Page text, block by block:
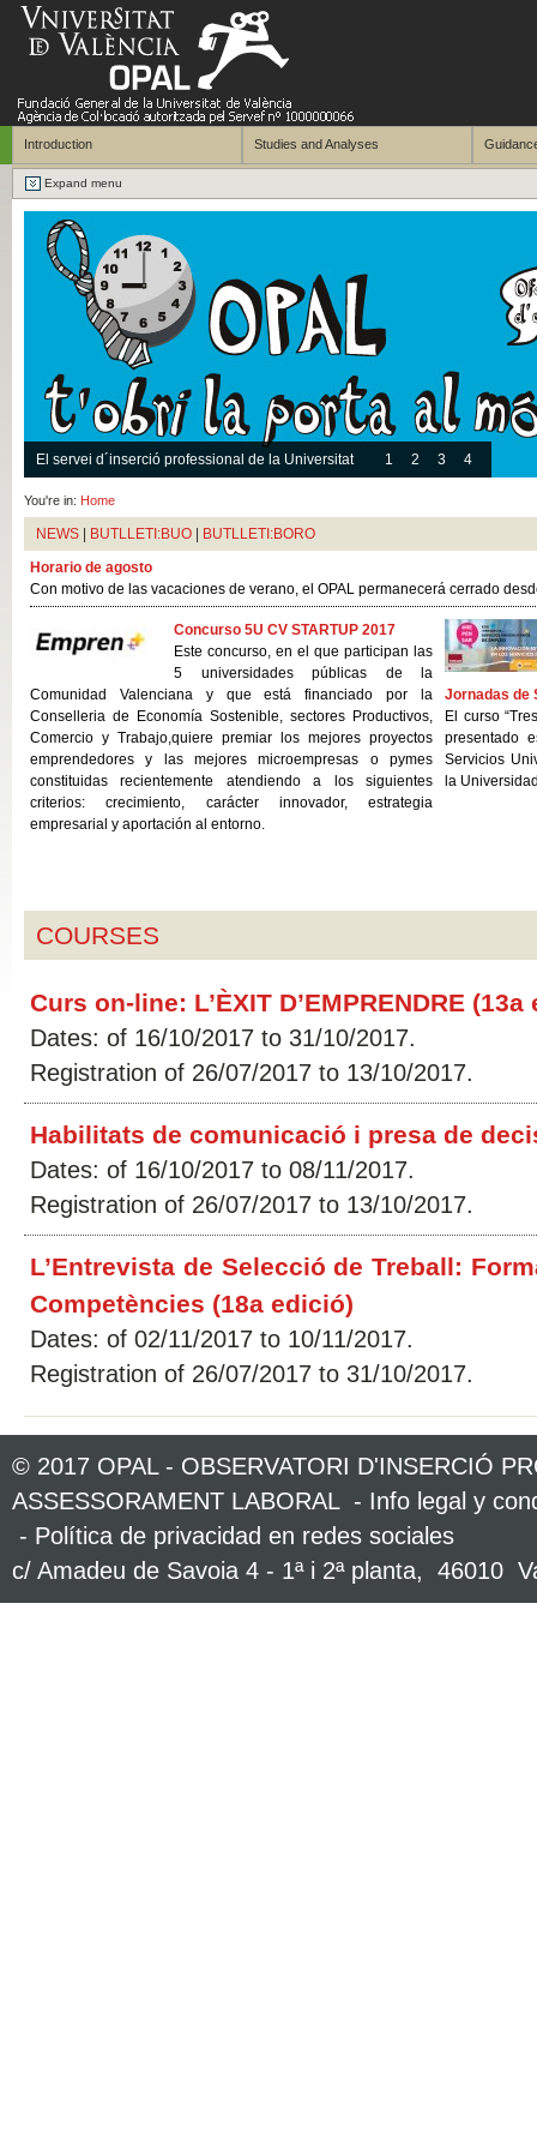
Introduction Studies and Analyses
Expand menu
El servei d´inserció professional de la Universitat 1 2 3 4
You're in: Home
NEWS| BUTLLETI:BUO|
BUTLLETI:BORO
Horario de agosto
Con motivo de las vacaciones de verano, el OPAL permanecerá cerrado
Concurso 5U CV STARTUP 2017
Este concurso, en el que participan las
5 universidades públicas de la
Comunidad Valenciana y que está financiado por la
Conselleria de Economía Sostenible, sectores Productivos,
Comercio y Trabajo,quiere premiar los mejores proyectos
emprendedores y las mejores microempresas o pymes
constituidas recientemente atendiendo a los siguientes
criterios: crecimiento, carácter innovador, estrategia
empresarial y aportación al entorno.
Jornadas de
El curso
presentado
Servicios
la
COURSES
Curs on-line: L’ÈXIT D’EMPRENDRE
Dates: of 16/10/2017 to 31/10/2017.
Registration of 26/07/2017 to 13/10/2017.
Habilitats de comunicació i presa de
Dates: of 16/10/2017 to 08/11/2017.
Registration of 26/07/2017 to 13/10/2017.
L’Entrevista de Selecció de Treball:
Competències (18a edició)
Dates: of 02/11/2017 to 10/11/2017.
Registration of 26/07/2017 to 31/10/2017.
Curs Semi-presencial: Eines per a la
edició)
Dates: of 06/11/2017 to 01/12/2017.
Registration of 26/07/2017 to 05/11/2017.
Emprendre en Grup: Els avantatges de
© 2017 OPAL - OBSERVATORI D'INSERCIÓ
ASSESSORAMENT LABORAL - Info legal y
- Política de privacidad en redes sociales
c/ Amadeu de Savoia 4 - 1ª i 2ª planta, 46010